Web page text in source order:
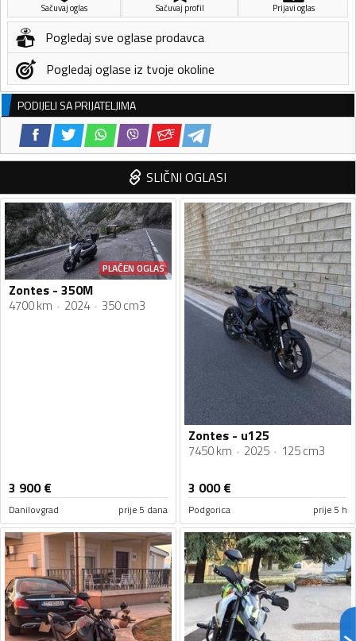
Sačuvaj oglas Sačuvaj profil Prijavi oglas
Pogledaj sve oglase prodavca
Pogledaj oglase iz tvoje okoline
PODIJELI SA PRIJATELJIMA
SLIČNI OGLASI
PLAĆEN OGLAS
Zontes - 350M
4700 km 2024 350 cm3
3 900€
Danilovgrad prije 5 dana
Zontes - u125
7450 km 2025 125 cm3
3 000€
Podgorica prije 5 h